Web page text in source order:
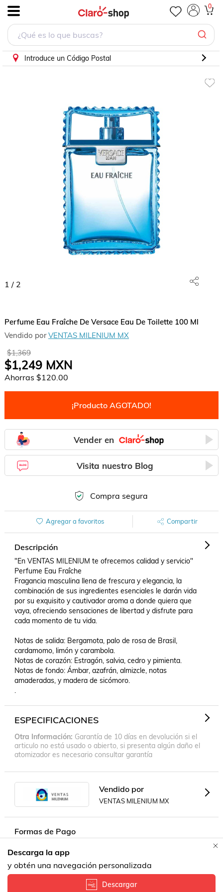
0
Introduce un Código Postal
1 / 2
Perfume Eau Fraîche De Versace Eau De Toilette 100 Ml
Vendido porVENTAS MILENIUM MX
$1,369
$1,249MXN
Ahorras $120.00
¡Producto AGOTADO!
Vender en
Visita nuestro Blog
Compra segura
Agregar a favoritos Compartir
Descripción
"En VENTAS MILENIUM te ofrecemos calidad y servicio"
Perfume Eau Fraîche
Fragancia masculina llena de frescura y elegancia, la
combinación de sus ingredientes esenciales le darán vida
por su exquisito y cautivador aroma a donde quiera que
vaya, ofreciendo sensaciones de libertad y disfrute para
cada momento de tu vida.
Notas de salida: Bergamota, palo de rosa de Brasil,
cardamomo, limón y carambola.
Notas de corazón: Estragón, salvia, cedro y pimienta.
Notas de fondo: Ámbar, azafrán, almizcle, notas
amaderadas, y madera de sicómoro.
.
ESPECIFICACIONES
Otra Información Garantía de 10 días en devolución si el
articulo no está usado o abierto, si presenta algún daño el
atomizador es necesario consultar garantía
Vendido por
VENTAS MILENIUM MX
Formas de Pago
Descarga la app
y obtén una navegación personalizada
Descargar